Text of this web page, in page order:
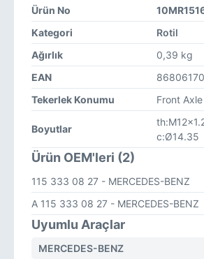
Ürün No
Kategori
Rotil
Ağırlık
0,39 kg
EAN
Tekerlek Konumu
Front Axle
Boyutlar
c:Ø14.35
Ürün OEM'leri (2)
115 333 08 27 - MERCEDES-BENZ
A 115 333 08 27 - MERCEDES-BENZ
Uyumlu Araçlar
MERCEDES-BENZ